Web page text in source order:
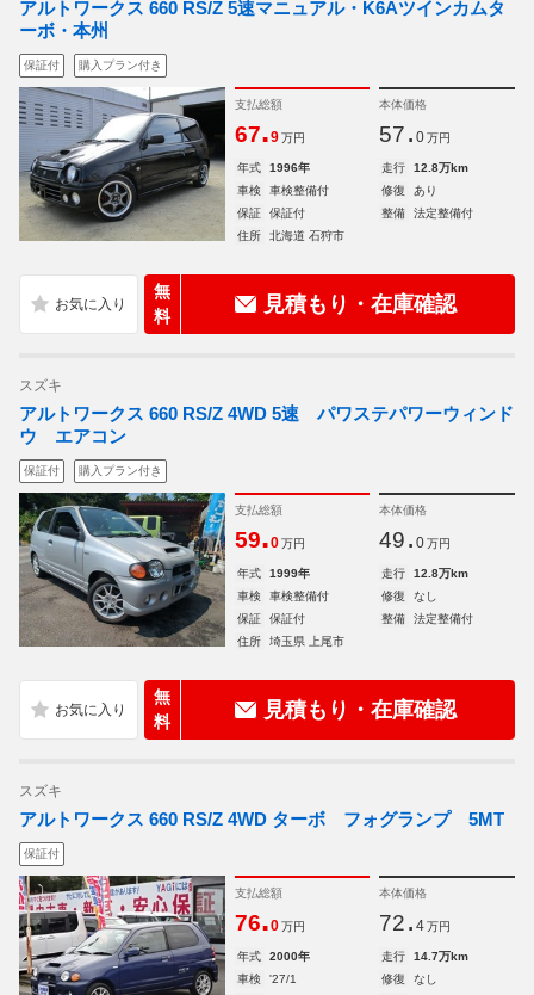
アルトワークス 660 RS/Z 5速マニュアル・K6Aツインカムタ
ーボ・本州
保証付 購入プラン付き
支払総額
67.9 万円
本体価格
57. 0 万円
年式 1996年 走行
12.8万km
車検
車検整備付 修復
あり
保証
保証付 整備
法定整備付
住所
北海道 石狩市
無
料
見積もり・在庫確認
スズキ
アルトワークス 660 RS/Z 4WD 5速 パワステパワーウィンド
ウ エアコン
保証付 購入プラン付き
支払総額
59.0 万円
本体価格
49. 0 万円
年式 1999年 走行
12.8万km
車検
車検整備付 修復
なし
保証
保証付 整備
法定整備付
住所
埼玉県 上尾市
無
料
見積もり・在庫確認
スズキ
アルトワークス 660 RS/Z 4WD ターボ フォグランプ 5MT
保証付
支払総額
76.0 万円
本体価格
72. 4 万円
年式 2000年 走行
14.7万km
車検
'27/1 修復
なし